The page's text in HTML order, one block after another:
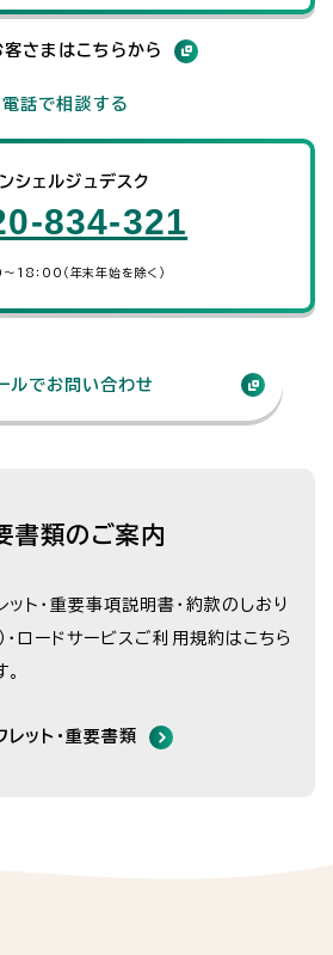
さまはこちらから
電話で相談する
シェルジュデスク
834-321
18：00（年末年始を除く）
ルでお問い合わせ
書類のご案内
ト・重要事項説明書・約款のしおり
ロードサービスご利用規約はこちら
レット・重要書類